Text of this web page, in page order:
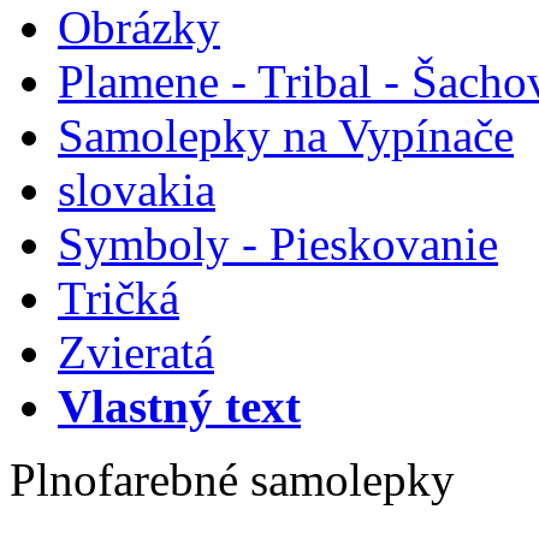
Obrázky
Plamene - Tribal -
Samolepky na Vypínače
slovakia
Symboly - Pieskovanie
Tričká
Zvieratá
Vlastný text
Plnofarebné samolepky